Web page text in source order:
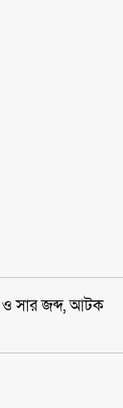
ও সার জব্দ, আটক